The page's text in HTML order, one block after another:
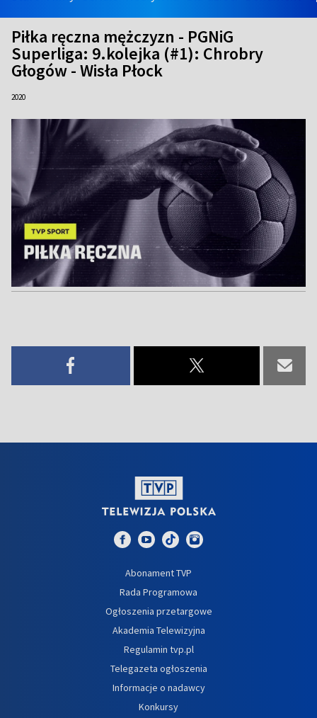
Piłka ręczna mężczyzn - PGNiG
Superliga: 9.kolejka (#1): Chrobry
Głogów - Wisła Płock
2020
Abonament TVP
Rada Programowa
Ogłoszenia przetargowe
Akademia Telewizyjna
Regulamin tvp.pl
Telegazeta ogłoszenia
Informacje o nadawcy
Konkursy